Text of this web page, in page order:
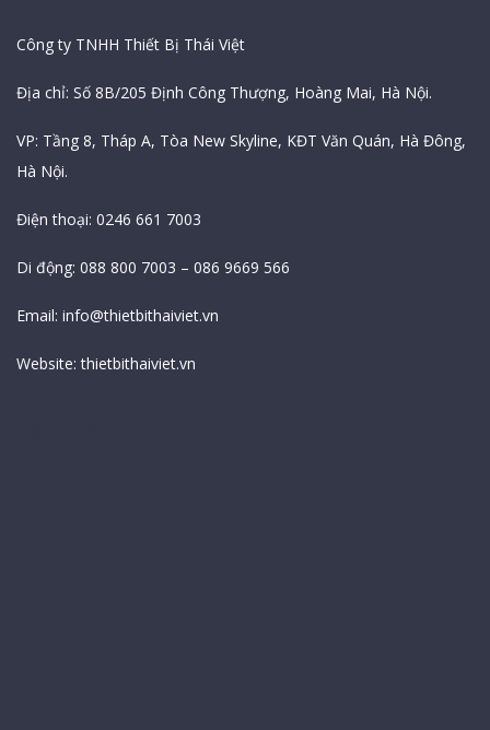
Công ty TNHH Thiết Bị Thái Việt
Địa chỉ: Số 8B/205 Định Công Thượng, Hoàng Mai, Hà Nội.
VP: Tầng 8, Tháp A, Tòa New Skyline, KĐT Văn Quán, Hà Đông,
Hà Nội.
Điện thoại: 0246 661 7003
Di động: 088 800 7003 – 086 9669 566
Email: info@thietbithaiviet.vn
Website:thietbithaiviet.vn